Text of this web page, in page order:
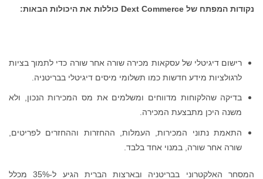
נקודות המפתח של Dext Commerce כוללות את היכולות הבאות:
רישום דיגיטלי של עסקאות מכירה שורה אחר שורה כדי לתמוך בציות
לרגולציות מידע חדשות כמו תשלומי מיסים דיגיטלי בבריטניה.
בדיקה שהלקוחות מדווחים ומשלמים את מס המכירות הנכון, ולא
משנה היכן מתבצעת המכירה.
התאמת נתוני המכירות, העמלות, ההחזרות וההחזרים לפריטים,
שורה אחר שורה, במנוי אחד בלבד.
המסחר האלקטרוני בבריטניה ובארצות הברית הגיע ל-35% מכלל